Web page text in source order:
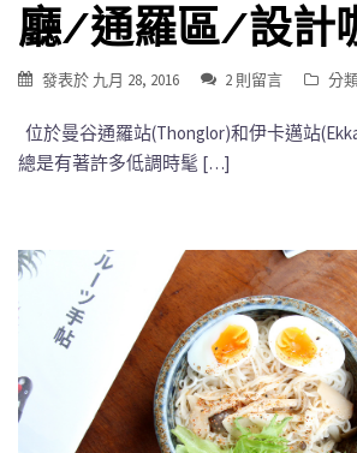
廳/通羅區/設計
發表於 九月 28, 2016 2 則留言 分
位於曼谷通羅站(Thonglor)和伊卡邁站
總是有著許多低調時髦 […]